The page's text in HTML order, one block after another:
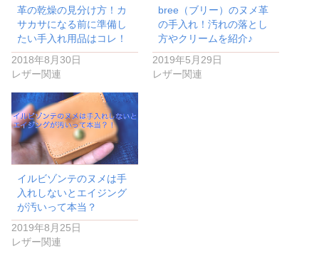
革の乾燥の見分け方！カ
サカサになる前に準備し
たい手入れ用品はコレ！
2018年8月30日
レザー関連
bree（ブリー）のヌメ革
の手入れ！汚れの落とし
方やクリームを紹介♪
2019年5月29日
レザー関連
イルビゾンテのヌメは手
入れしないとエイジング
が汚いって本当？
2019年8月25日
レザー関連